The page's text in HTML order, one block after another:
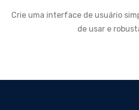
Crie uma interface de usuário
de usar e